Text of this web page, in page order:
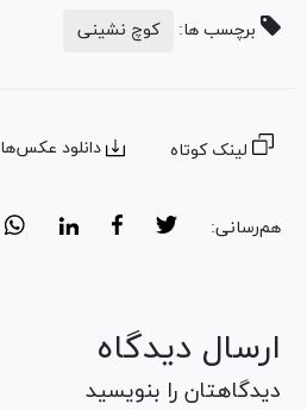
برچسب ها: کوچ نشینی
لینک کوتاه دانلود عکس‌ها
هم‌رسانی:
ارسال دیدگاه
دیدگاهتان را بنویسید